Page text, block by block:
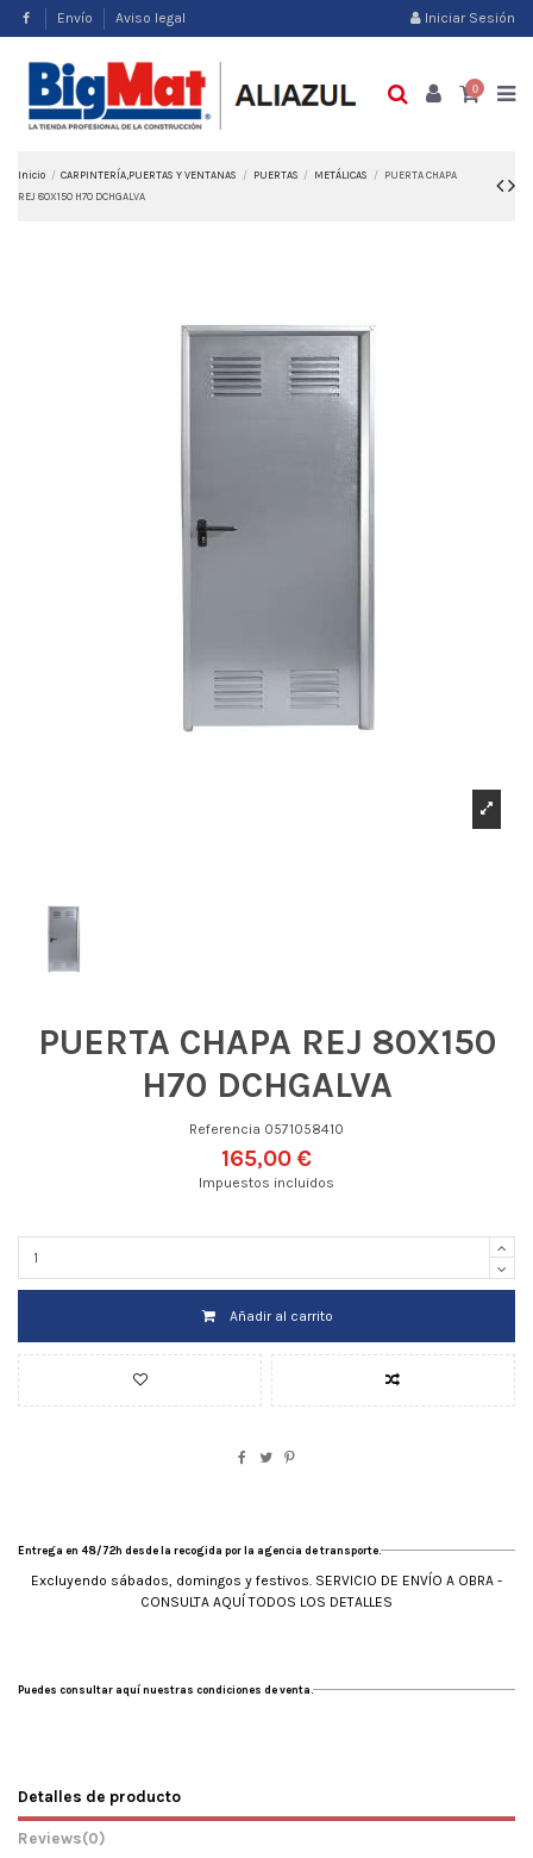
Envío Aviso legal Iniciar Sesión
0
Inicio CARPINTERÍA,PUERTAS Y VENTANAS PUERTAS METÁLICAS
PUERTA CHAPA
REJ 80X150 H70 DCHGALVA
PUERTA CHAPA REJ 80X150
H70 DCHGALVA
Referencia 0571058410
165,00 €
Impuestos incluidos
Añadir al carrito
Entrega en 48/72h desde la recogida por la agencia de transporte.
Excluyendo sábados, domingos y festivos. SERVICIO DE ENVÍO A OBRA -
CONSULTA AQUÍ TODOS LOS DETALLES
Puedes consultar aquí nuestras condiciones de venta.
Detalles de producto
Reviews(0)